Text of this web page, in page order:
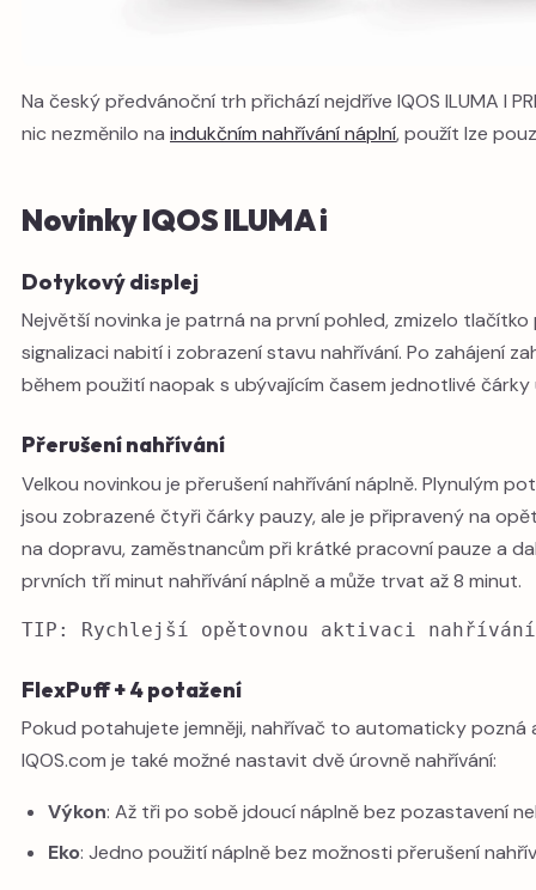
Na český předvánoční trh přichází nejdříve IQOS ILUMA I
nic nezměnilo na indukčním nahřívání náplní, použít lze
Novinky IQOS ILUMA i
Dotykový displej
Největší novinka je patrná na první pohled, zmizelo
signalizaci nabití i zobrazení stavu nahřívání. Po zahájení
během použití naopak s ubývajícím časem jednotlivé
Přerušení nahřívání
Velkou novinkou je přerušení nahřívání náplně. Plynulým
jsou zobrazené čtyři čárky pauzy, ale je připravený na
na dopravu, zaměstnancům při krátké pracovní pauze a
prvních tří minut nahřívání náplně a může trvat až 8 minut.
TIP: Rychlejší opětovnou aktivaci nahřívání
FlexPuff + 4 potažení
Pokud potahujete jemněji, nahřívač to automaticky pozná
IQOS.com je také možné nastavit dvě úrovně nahřívání:
Výkon: Až tři po sobě jdoucí náplně bez pozastavení
Eko: Jedno použití náplně bez možnosti přerušení